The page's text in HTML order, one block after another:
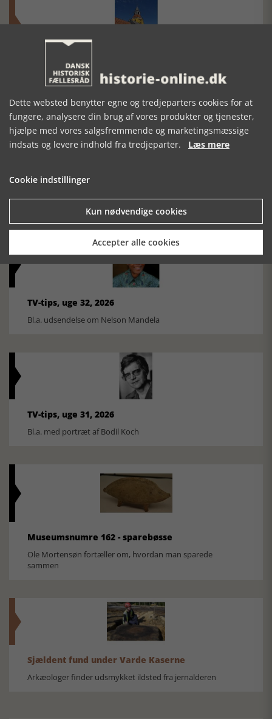
Historisk festival i Faaborg
FOBURGH Faaborg Internationale Historie Festival 2026 30.
Ole Mortensøn fortæller om den amerikanske journalist
TV-tips, uge 32, 2026
Bl.a. udsendelse om Nelson Mandela
TV-tips, uge 31, 2026
Bl.a. med portræt af Bodil Koch
Museumsnumre 162 - sparebøsse
Ole Mortensøn fortæller om, hvordan man sparede
sammen
Sjældent fund under Varde Kaserne
Arkæologer finder udsmykket ildsted fra jernalderen
Dette websted benytter egne og tredjeparters cookies for at
fungere, analysere din brug af vores produkter og tjenester,
hjælpe med vores salgsfremmende og marketingsmæssige
indsats og levere indhold fra tredjeparter. Læs mere
Cookie indstillinger
Kun nødvendige cookies
Accepter alle cookies